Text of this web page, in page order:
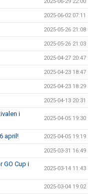
2025-06-02 07:11
2025-05-26 21:08
2025-05-26 21:03
2025-04-27 20:47
2025-04-23 18:47
2025-04-23 18:29
2025-04-13 20:31
i
2025-04-05 19:30
april! 2025-04-05 19:19
2025-03-31 16:49
GO Cup i
2025-03-14 11:43
2025-03-04 19:02